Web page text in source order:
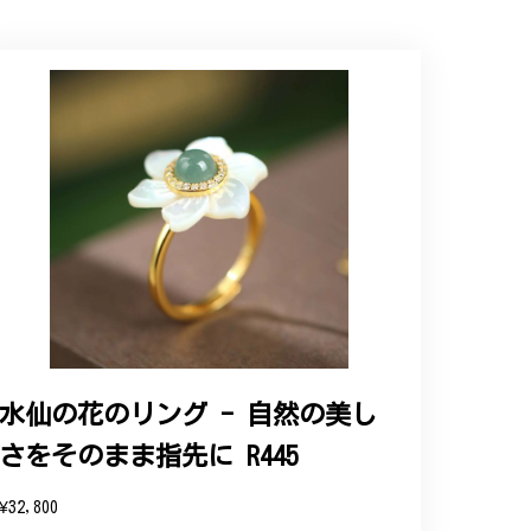
という印象を受けました。予想通り、届い
そして当店を信頼いただけたことを大
し上げます。
水仙の花のリング - 自然の美し
さをそのまま指先に R445
¥32,800